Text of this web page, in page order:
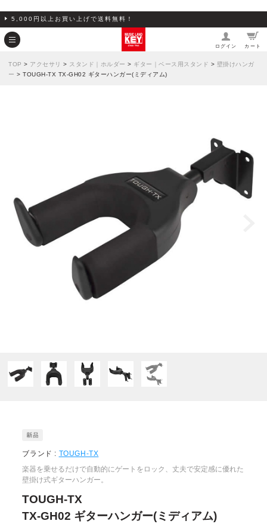
5,000円以上お買い上げで送料無料！
ログイン カート
TOP > アクセサリ > スタンド｜ホルダー > ギター｜ベース用スタンド > 壁掛けハンガ
ー > TOUGH-TX TX-GH02 ギターハンガー(ミディアム)
ブランド : TOUGH-TX
楽器を乗せるだけで自動的にゲートをロック、丈夫で安定感に優れた
壁掛け式ギターハンガー。
TOUGH-TX
TX-GH02 ギターハンガー(ミディアム)